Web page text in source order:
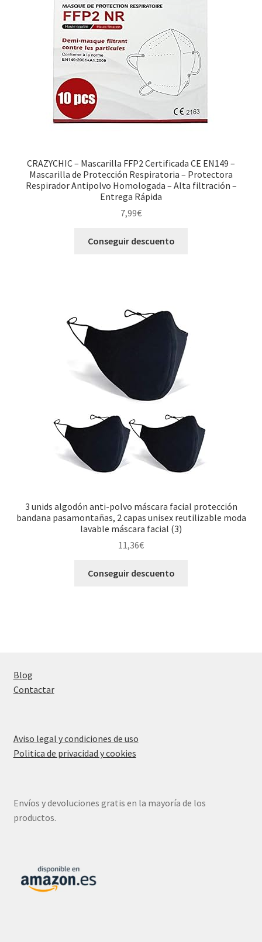
CRAZYCHIC – Mascarilla FFP2 Certificada CE EN149 –
Mascarilla de Protección Respiratoria – Protectora
Respirador Antipolvo Homologada – Alta filtración –
Entrega Rápida
7,99€
Conseguir descuento
3 unids algodón anti-polvo máscara facial protección
bandana pasamontañas, 2 capas unisex reutilizable moda
lavable máscara facial (3)
11,36€
Conseguir descuento
Blog
Contactar
Aviso legal y condiciones de uso
Politica de privacidad y cookies
Envíos y devoluciones gratis en la mayoría de los
productos.